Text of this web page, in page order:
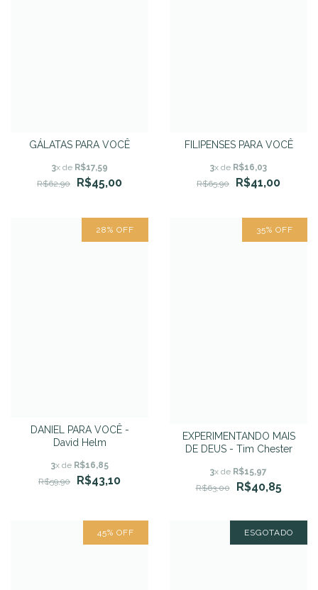
GÁLATAS PARA VOCÊ
3x de R$17,59
R$62,90
R$45,00
FILIPENSES PARA VOCÊ
3x de R$16,03
R$65,90
R$41,00
28% OFF
DANIEL PARA VOCÊ -
David Helm
3x de R$16,85
R$59,90
R$43,10
35% OFF
EXPERIMENTANDO MAIS
DE DEUS - Tim Chester
3x de R$15,97
R$63,00
R$40,85
45% OFF ESGOTADO